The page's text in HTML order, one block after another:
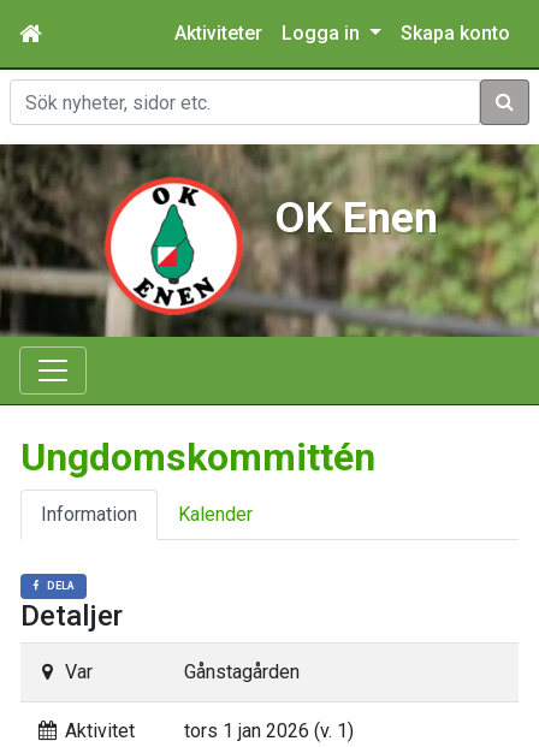
Aktiviteter Logga in Skapa konto
Sök
OK Enen
Ungdomskommittén
Information Kalender
DELA
Detaljer
Var Gånstagården
Aktivitet
tors 1 jan 2026 (v. 1)